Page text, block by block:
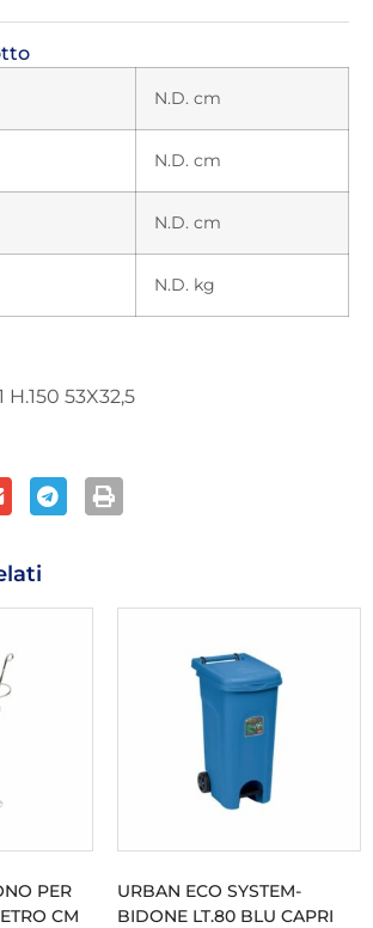
N.D. cm
N.D. cm
N.D. cm
N.D. kg
H.150 53X32,5
PER
CM
URBAN ECO SYSTEM-
BIDONE LT.80 BLU CAPRI